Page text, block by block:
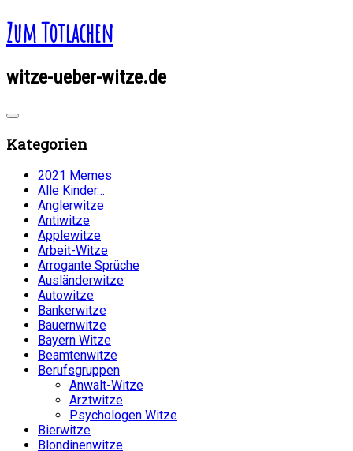
Zum Totlachen
witze-ueber-witze.de
Kategorien
2021 Memes
Alle Kinder…
Anglerwitze
Antiwitze
Applewitze
Arbeit-Witze
Arrogante Sprüche
Ausländerwitze
Autowitze
Bankerwitze
Bauernwitze
Bayern Witze
Beamtenwitze
Berufsgruppen
Anwalt-Witze
Arztwitze
Psychologen Witze
Bierwitze
Blondinenwitze